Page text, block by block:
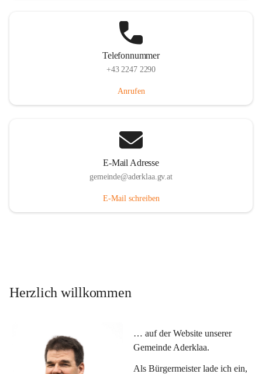
Telefonnummer
+43 2247 2290
Anrufen
E-Mail Adresse
gemeinde@aderklaa.gv.at
E-Mail schreiben
Herzlich willkommen
… auf der Website unserer
Gemeinde Aderklaa.
Als Bürgermeister lade ich ein,